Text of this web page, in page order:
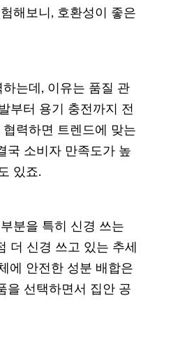
해보니, 호환성이 좋은
는데, 이유는 품질 관
부터 용기 충전까지 전
력하면 트렌드에 맞는
국 소비자 만족도가 높
있죠.
분을 특히 신경 쓰는
더 신경 쓰고 있는 추세
에 안전한 성분 배합은
을 선택하면서 집안 공